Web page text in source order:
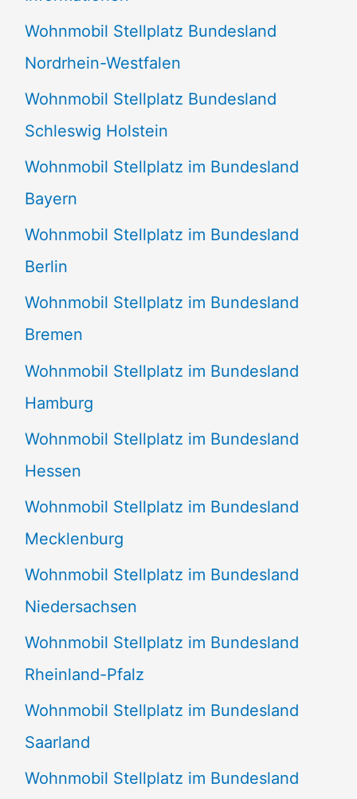
n
n
a
c
h
:
Wohnmobil Stellplatz Bundesland
Nordrhein-Westfalen
Wohnmobil Stellplatz Bundesland
Schleswig Holstein
Wohnmobil Stellplatz im Bundesland
Bayern
Wohnmobil Stellplatz im Bundesland
Berlin
Wohnmobil Stellplatz im Bundesland
Bremen
Wohnmobil Stellplatz im Bundesland
Hamburg
Wohnmobil Stellplatz im Bundesland
Hessen
Wohnmobil Stellplatz im Bundesland
Mecklenburg
Wohnmobil Stellplatz im Bundesland
Niedersachsen
Wohnmobil Stellplatz im Bundesland
Rheinland-Pfalz
Wohnmobil Stellplatz im Bundesland
Saarland
Wohnmobil Stellplatz im Bundesland